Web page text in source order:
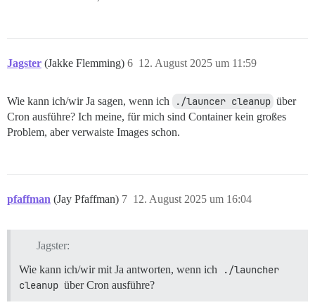
Jagster (Jakke Flemming) 12. August 2025 um 11:59
6
Wie kann ich/wir Ja sagen, wenn ich ./launcer cleanup über
Cron ausführe? Ich meine, für mich sind Container kein großes
Problem, aber verwaiste Images schon.
pfaffman (Jay Pfaffman) 12. August 2025 um 16:04
7
Jagster:
Wie kann ich/wir mit Ja antworten, wenn ich
./launcher
cleanup über Cron ausführe?